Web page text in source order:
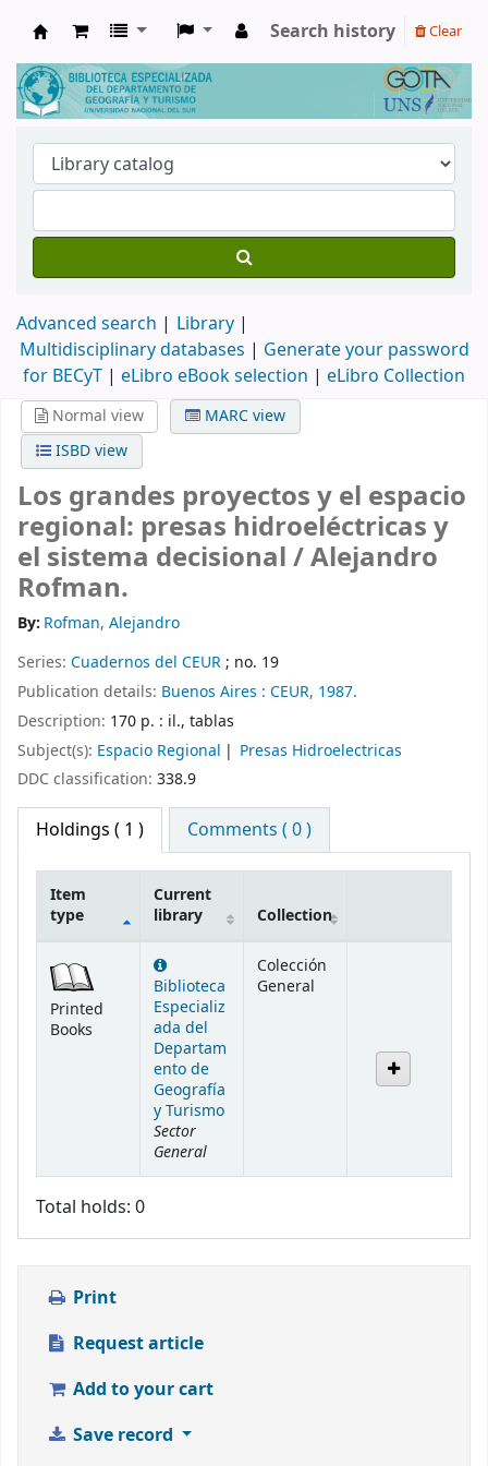
Biblioteca de Geografía y Turismo
Search history Clear
Advanced search
Library
Multidisciplinary databases | Generate your password
for BECyT | eLibro eBook selection | eLibro Collection
Normal view
MARC view
ISBD view
Los grandes proyectos y el espacio
regional: presas hidroeléctricas y
el sistema decisional /Alejandro
Rofman.
By: Rofman, Alejandro
Series: Cuadernos del CEUR; no. 19
Publication details: Buenos Aires : CEUR, 1987.
Description: 170 p. : il., tablas
Subject(s): Espacio Regional
Presas Hidroelectricas
DDC classification: 338.9
Holdings ( 1 ) Comments ( 0 )
Item
type
Current
library
Collection
Printed
Books
Biblioteca
Especializ
ada del
Departam
ento de
Geografía
y Turismo
Sector
General
Colección
General
Total holds: 0
Print
Request article
Add to your cart
Save record